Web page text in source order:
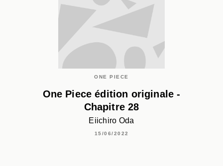
ONE PIECE
One Piece édition originale -
Chapitre 28
Eiichiro Oda
15/06/2022